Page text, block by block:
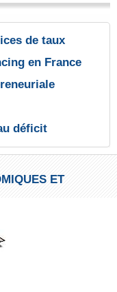
de taux
en France
déficit
ET